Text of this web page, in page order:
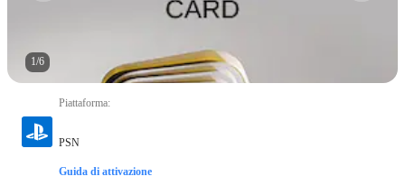
1/6
Piattaforma:
PSN
Guida di attivazione